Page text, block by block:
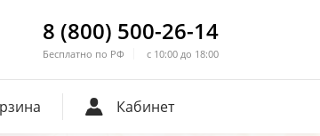
8 (800) 500-26-14
Бесплатно по РФ с 10:00 до 18:00
Кабинет